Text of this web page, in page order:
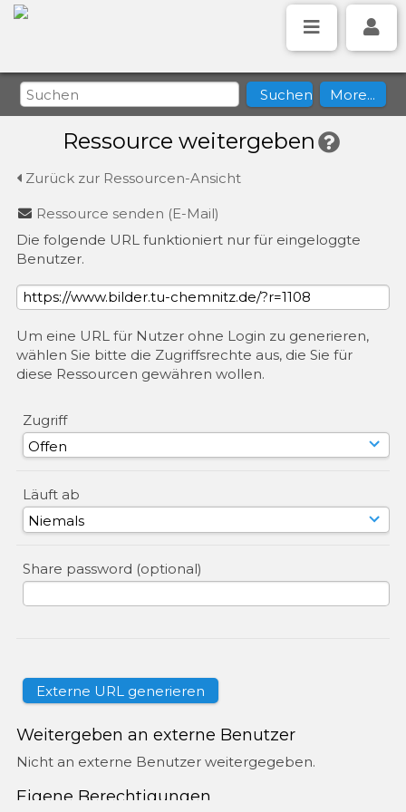
Ressource weitergeben
Zurück zur Ressourcen-Ansicht
Ressource senden (E-Mail)
Die folgende URL funktioniert nur für eingeloggte
Benutzer.
Um eine URL für Nutzer ohne Login zu generieren,
wählen Sie bitte die Zugriffsrechte aus, die Sie für
diese Ressourcen gewähren wollen.
Zugriff
Läuft ab
Share password (optional)
Weitergeben an externe Benutzer
Nicht an externe Benutzer weitergegeben.
Eigene Berechtigungen